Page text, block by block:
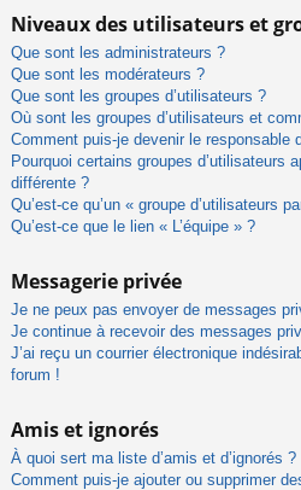
Niveaux des utilisateurs et
Que sont les administrateurs ?
Que sont les modérateurs ?
Que sont les groupes d’utilisateurs ?
Où sont les groupes d’utilisateurs et
Comment puis-je devenir le responsable
Pourquoi certains groupes d’utilisateurs
différente ?
Qu’est-ce qu’un « groupe d’utilisateurs
Qu’est-ce que le lien « L’équipe » ?
Messagerie privée
Je ne peux pas envoyer de messages
Je continue à recevoir des messages
J’ai reçu un courrier électronique
forum !
Amis et ignorés
À quoi sert ma liste d’amis et d’ignorés ?
Comment puis-je ajouter ou supprimer